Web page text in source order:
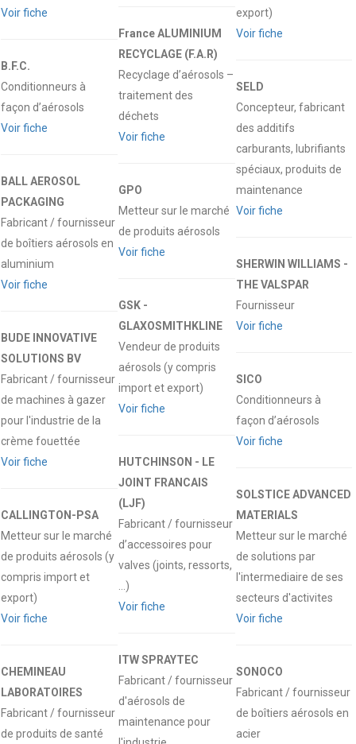
Voir fiche
B.F.C.
Conditionneurs à
façon d’aérosols
Voir fiche
BALL AEROSOL
PACKAGING
Fabricant / fournisseur
de boîtiers aérosols en
aluminium
Voir fiche
BUDE INNOVATIVE
SOLUTIONS BV
Fabricant / fournisseur
de machines à gazer
pour l'industrie de la
crème fouettée
Voir fiche
CALLINGTON-PSA
Metteur sur le marché
de produits aérosols (y
compris import et
export)
Voir fiche
CHEMINEAU
LABORATOIRES
Fabricant / fournisseur
de produits de santé
France ALUMINIUM
RECYCLAGE (F.A.R)
Recyclage d’aérosols –
traitement des
déchets
Voir fiche
GPO
Metteur sur le marché
de produits aérosols
Voir fiche
GSK -
GLAXOSMITHKLINE
Vendeur de produits
aérosols (y compris
import et export)
Voir fiche
HUTCHINSON - LE
JOINT FRANCAIS
(LJF)
Fabricant / fournisseur
d’accessoires pour
valves (joints, ressorts,
…)
Voir fiche
ITW SPRAYTEC
Fabricant / fournisseur
d'aérosols de
maintenance pour
export)
Voir fiche
SELD
Concepteur, fabricant
des additifs
carburants, lubrifiants
spéciaux, produits de
maintenance
Voir fiche
SHERWIN WILLIAMS -
THE VALSPAR
Fournisseur
Voir fiche
SICO
Conditionneurs à
façon d’aérosols
Voir fiche
SOLSTICE ADVANCED
MATERIALS
Metteur sur le marché
de solutions par
l'intermediaire de ses
secteurs d'activites
Voir fiche
SONOCO
Fabricant / fournisseur
de boîtiers aérosols en
acier